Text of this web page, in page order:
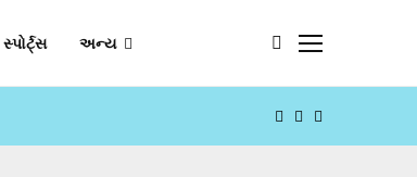
સ્પોર્ટ્સ અન્ય
FACEBOOK
YOUTUBE